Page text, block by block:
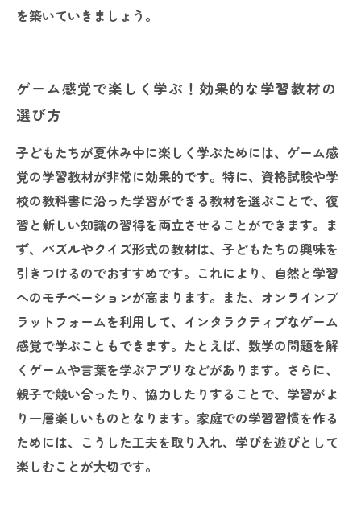
を築いていきましょう。
ゲーム感覚で楽しく学ぶ！効果的な学習教材の
選び方
子どもたちが夏休み中に楽しく学ぶためには、ゲーム感
覚の学習教材が非常に効果的です。特に、資格試験や学
校の教科書に沿った学習ができる教材を選ぶことで、復
習と新しい知識の習得を両立させることができます。ま
ず、パズルやクイズ形式の教材は、子どもたちの興味を
引きつけるのでおすすめです。これにより、自然と学習
へのモチベーションが高まります。また、オンラインプ
ラットフォームを利用して、インタラクティブなゲーム
感覚で学ぶこともできます。たとえば、数学の問題を解
くゲームや言葉を学ぶアプリなどがあります。さらに、
親子で競い合ったり、協力したりすることで、学習がよ
り一層楽しいものとなります。家庭での学習習慣を作る
ためには、こうした工夫を取り入れ、学びを遊びとして
楽しむことが大切です。